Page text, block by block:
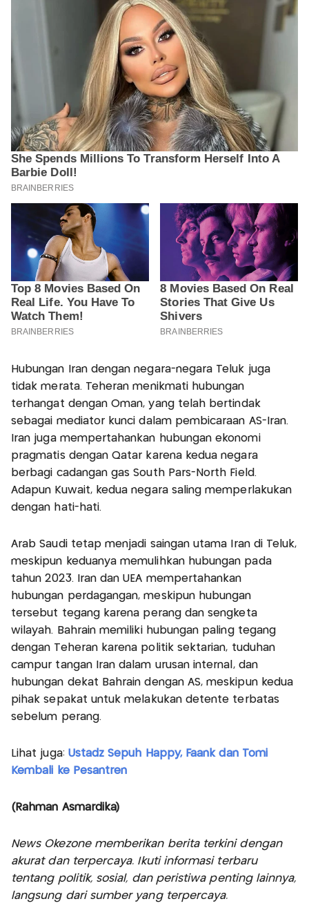
Hubungan Iran dengan negara-negara Teluk juga
tidak merata. Teheran menikmati hubungan
terhangat dengan Oman, yang telah bertindak
sebagai mediator kunci dalam pembicaraan AS-Iran.
Iran juga mempertahankan hubungan ekonomi
pragmatis dengan Qatar karena kedua negara
berbagi cadangan gas South Pars-North Field.
Adapun Kuwait, kedua negara saling memperlakukan
dengan hati-hati.
Arab Saudi tetap menjadi saingan utama Iran di Teluk,
meskipun keduanya memulihkan hubungan pada
tahun 2023. Iran dan UEA mempertahankan
hubungan perdagangan, meskipun hubungan
tersebut tegang karena perang dan sengketa
wilayah. Bahrain memiliki hubungan paling tegang
dengan Teheran karena politik sektarian, tuduhan
campur tangan Iran dalam urusan internal, dan
hubungan dekat Bahrain dengan AS, meskipun kedua
pihak sepakat untuk melakukan detente terbatas
sebelum perang.
Lihat juga: Ustadz Sepuh Happy, Faank dan Tomi
Kembali ke Pesantren
(Rahman Asmardika)
News Okezone memberikan berita terkini dengan
akurat dan terpercaya. Ikuti informasi terbaru
tentang politik, sosial, dan peristiwa penting lainnya,
langsung dari sumber yang terpercaya.